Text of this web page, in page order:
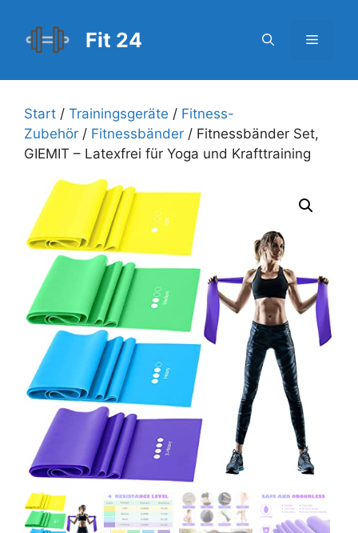
Inhalt
springen
Fit 24 Menü
Start / Trainingsgeräte / Fitness-
Zubehör / Fitnessbänder / Fitnessbänder Set,
GIEMIT – Latexfrei für Yoga und Krafttraining